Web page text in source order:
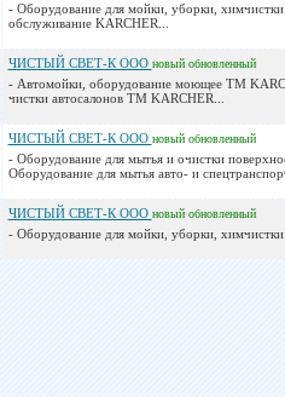
- Оборудование для мойки, уборки,
обслуживание KARCHER...
ЧИСТЫЙ СВЕТ-К ООО новый обновленный
- Автомойки, оборудование моющее ТМ
чистки автосалонов ТМ KARCHER...
ЧИСТЫЙ СВЕТ-К ООО новый обновленный
- Оборудование для мытья и очистки
Оборудование для мытья авто- и
ЧИСТЫЙ СВЕТ-К ООО новый обновленный
- Оборудование для мойки, уборки, химчистки